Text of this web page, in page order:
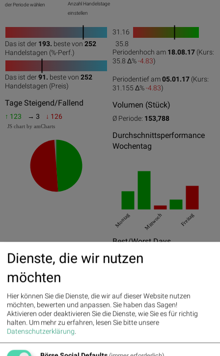
der Periode wählen
Anzahl Handelstage
einstellen
Das ist der 193. beste von 252
Handelstagen (%-Perf.)
Das ist der91. beste von 252
Handelstagen (Preis)
Tage Steigend/Fallend
↑ 123 → 3 ↓ 126
JS chart by amCharts
31.16
1
0 100
35.8
Periodenhoch am 18.08.17 (Kurs:
35.8 Δ%-4.83)
Periodentief am05.01.17 (Kurs:
31.155 Δ%-4.83)
Volumen (Stück)
Ø Periode: 153,788
Durchschnittsperformance
Wochentag
Montag Mittwoch Freitag
Best/Worst Days
25.07.2017
22.03.2017 -3.9%
20.03.2017 -3.7%
05.01.2017 -3.65%
Dienste, die wir nutzen
möchten
Hier können Sie die Dienste, die wir auf dieser Website nutzen
möchten, bewerten und anpassen. Sie haben das Sagen!
Aktivieren oder deaktivieren Sie die Dienste, wie Sie es für richtig
halten. Um mehr zu erfahren, lesen Sie bitte unsere
Datenschutzerklärung.